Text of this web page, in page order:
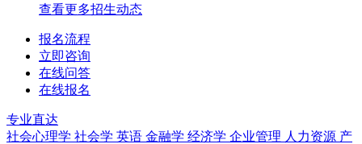
查看更多招生动态
报名流程
立即咨询
在线问答
在线报名
专业直达
社会心理学 社会学 英语 金融学 经济学 企业管理 人力资源 产